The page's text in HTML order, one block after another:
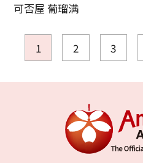
可否屋 葡瑠满
1 2 3